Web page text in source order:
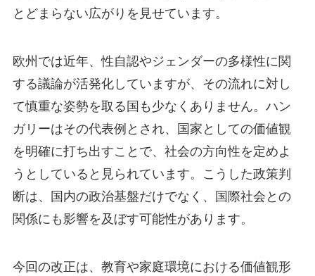
とどまらない広がりを見せています。
欧州では近年、性自認やジェンダーの多様性に関
する議論が活発化していますが、その流れに対し
て慎重な姿勢を取る国も少なくありません。ハン
ガリーはその代表例とされ、国家としての価値観
を明確に打ち出すことで、社会の方向性を定めよ
うとしていると見られています。こうした政策判
断は、国内の政治基盤だけでなく、国際社会との
関係にも影響を及ぼす可能性があります。
今回の改正は、教育や家庭環境における価値観形